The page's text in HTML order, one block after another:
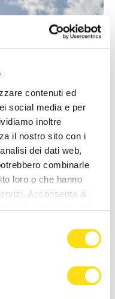
contenuti ed
social media e per
inoltre
il nostro sito con i
dei dati web,
combinarle
loro o che hanno
Acconsenta ai
IL COMUNE INFORMA
superamento dei
di ozono fino al 30
le direttive
Maggio 2026